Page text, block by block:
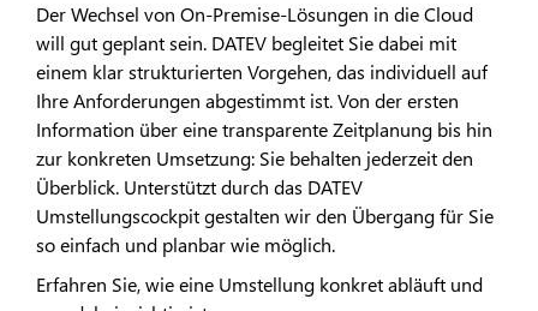
Der Wechsel von On-Premise-Lösungen in die Cloud
will gut geplant sein. DATEV begleitet Sie dabei mit
einem klar strukturierten Vorgehen, das individuell auf
Ihre Anforderungen abgestimmt ist. Von der ersten
Information über eine transparente Zeitplanung bis hin
zur konkreten Umsetzung: Sie behalten jederzeit den
Überblick. Unterstützt durch das DATEV
Umstellungscockpit gestalten wir den Übergang für Sie
so einfach und planbar wie möglich.
Erfahren Sie, wie eine Umstellung konkret abläuft und